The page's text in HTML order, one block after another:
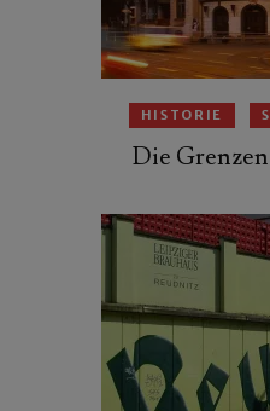
HISTORIE
Die